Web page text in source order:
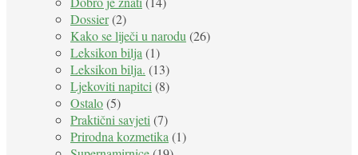
Dossier(2)
Kako se liječi u narodu (26)
Leksikon bilja (1)
Leksikon bilja. (13)
Ljekoviti napitci (8)
Ostalo(5)
Praktični savjeti (7)
Prirodna kozmetika (1)